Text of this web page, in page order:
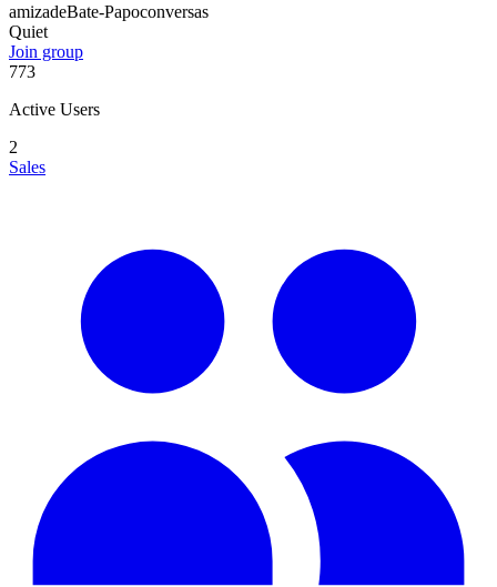
amizadeBate-Papoconversas
Quiet
Join group
773
Active Users
2
Sales